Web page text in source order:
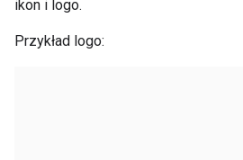
ikon i logo.
Przykład logo: